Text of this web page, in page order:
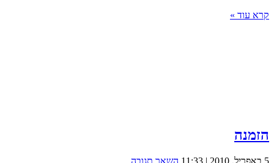
קרא עוד »
הזמנה
5 באפריל, 2010 | 11:33
השאר תגובה